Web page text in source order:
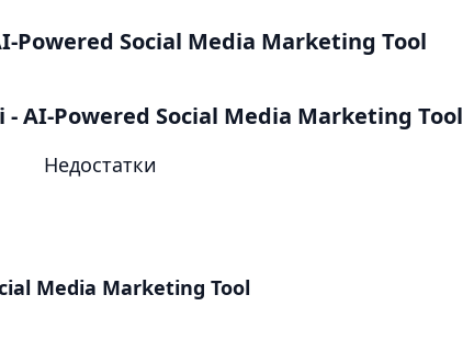
Powered Social Media Marketing Tool
AI-Powered Social Media Marketing Tool
Недостатки
Media Marketing Tool